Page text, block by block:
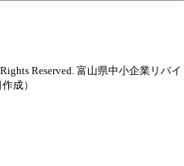
Reserved. 富山県中小企業リバイ
成）